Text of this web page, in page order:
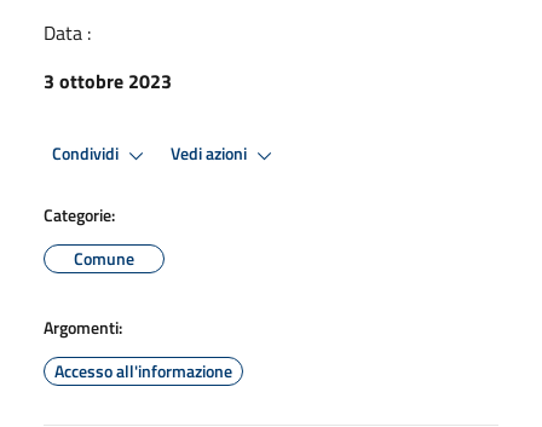
Data :
3 ottobre 2023
Condividi Vedi azioni
Categorie:
Comune
Argomenti:
Accesso all'informazione